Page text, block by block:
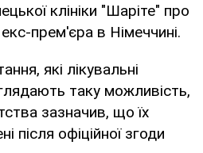
клініки "Шаріте" про
прем'єра в Німеччині.
які лікувальні
таку можливість,
зазначив, що їх
після офіційної згоди